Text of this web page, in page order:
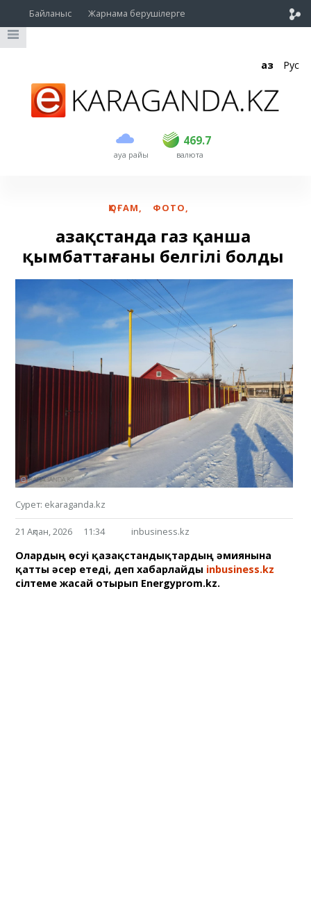
Байланыс Жарнама берушілерге
Қаз Рус
ауа райы
469.7
USD 468.7 469.7
EUR валюта
ҚОҒАМ, ФОТО,
Қазақстанда газ қанша
қымбаттағаны белгілі болды
Сурет: ekaraganda.kz
21 Ақпан, 2026 11:34 inbusiness.kz
Олардың өсуі қазақстандықтардың әмиянына
қатты әсер етеді, деп хабарлайды inbusiness.kz
сілтеме жасай отырып Еnergyprom.kz.